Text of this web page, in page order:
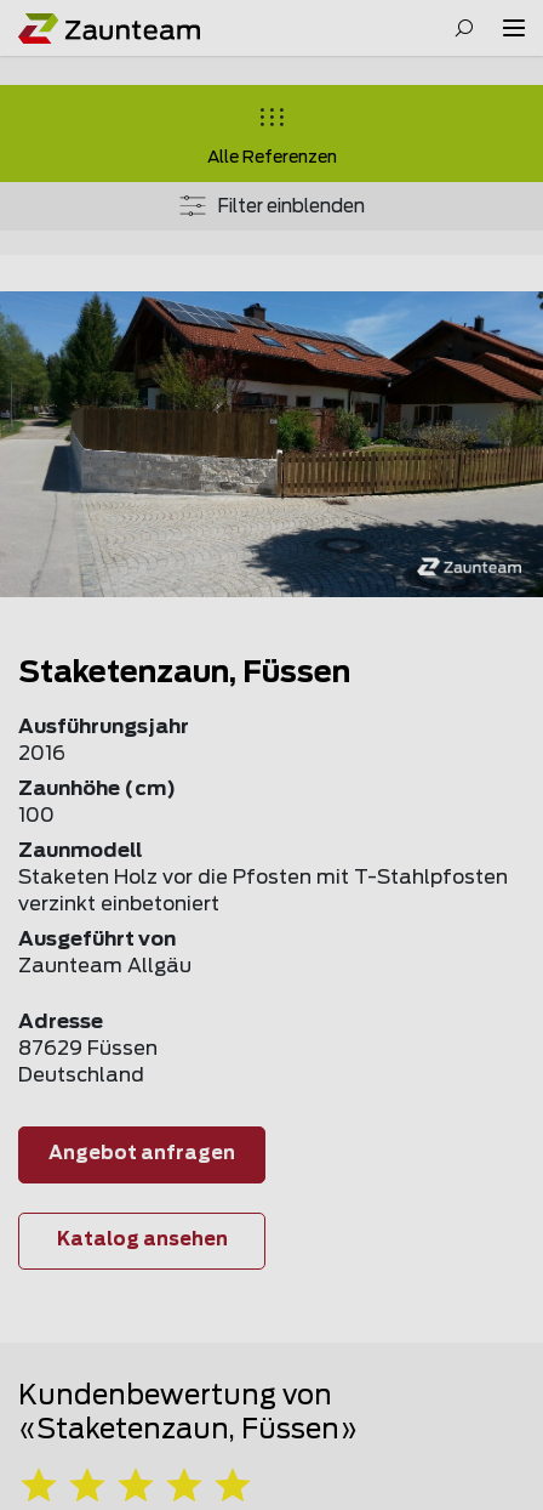
Alle Referenzen
Filter einblenden
Staketenzaun, Füssen
Ausführungsjahr
2016
Zaunhöhe (cm)
100
Zaunmodell
Staketen Holz vor die Pfosten mit T-Stahlpfosten
verzinkt einbetoniert
Ausgeführt von
Zaunteam Allgäu
Adresse
87629 Füssen
Deutschland
Angebot anfragen
Katalog ansehen
Kundenbewertung von
«Staketenzaun, Füssen»